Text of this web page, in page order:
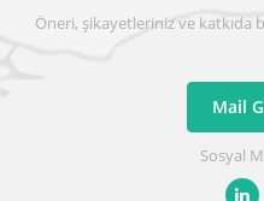
Öneri, şikayetleriniz ve
Mail
Sosyal